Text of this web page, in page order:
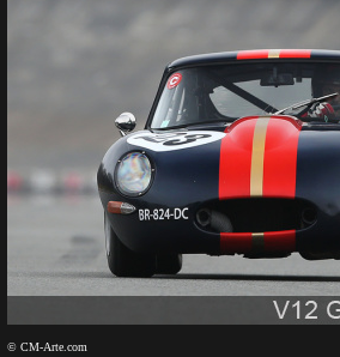
© CM-Arte.com